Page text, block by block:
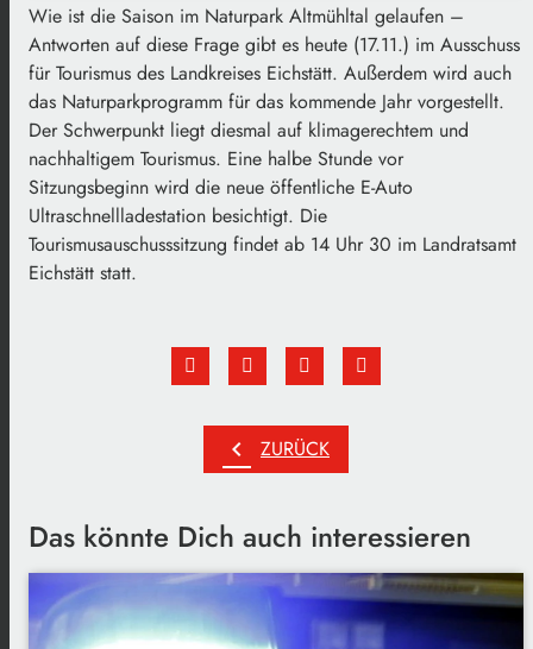
Wie ist die Saison im Naturpark Altmühltal gelaufen –
Antworten auf diese Frage gibt es heute (17.11.) im Ausschuss
für Tourismus des Landkreises Eichstätt. Außerdem wird auch
das Naturparkprogramm für das kommende Jahr vorgestellt.
Der Schwerpunkt liegt diesmal auf klimagerechtem und
nachhaltigem Tourismus. Eine halbe Stunde vor
Sitzungsbeginn wird die neue öffentliche E-Auto
Ultraschnellladestation besichtigt. Die
Tourismusauschusssitzung findet ab 14 Uhr 30 im Landratsamt
Eichstätt statt.
chevron_left ZURÜCK
Das könnte Dich auch interessieren